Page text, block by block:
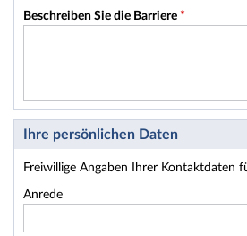
Beschreiben Sie die Barriere *
Ihre persönlichen Daten
Freiwillige Angaben Ihrer Kontaktdaten
Anrede